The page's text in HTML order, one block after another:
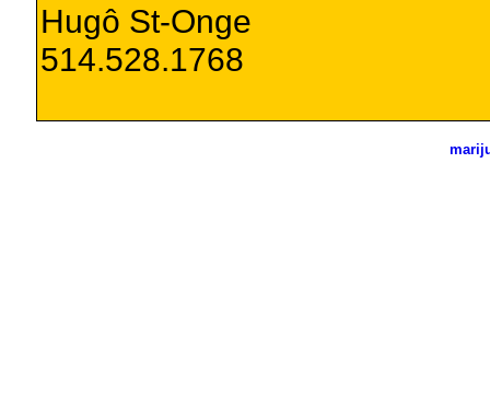
Hugô St-Onge
514.528.1768